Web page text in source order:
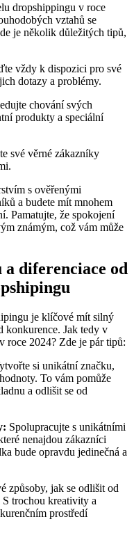
dropshippingu v roce
vztahů se
je několik důležitých tipů,
vždy k dispozici pro své
dotazy a problémy.
chování svých
produkty a speciální
své věrné zákazníky
s ověřenými
a budete mít mnohem
Pamatujte, že spokojení
známým, což vám může
diferenciace od
je klíčové mít silný
konkurence. Jak tedy v
roce 2024? Zde je pár tipů:
si unikátní značku,
To vám pomůže
a odlišit se od
Spolupracujte s unikátními
nenajdou zákazníci
bude opravdu jedinečná a
způsoby, jak se odlišit od
trochou kreativity a
prostředí